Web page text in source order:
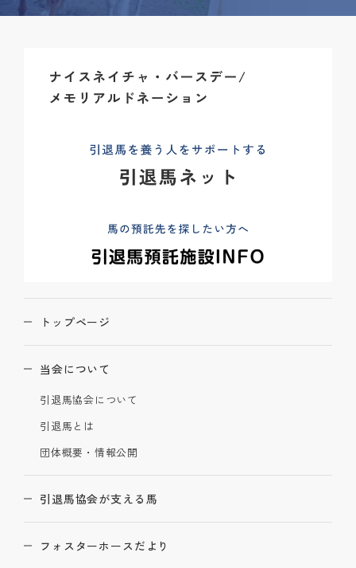
トップページ
当会について
引退馬協会について
引退馬とは
団体概要・情報公開
引退馬協会が支える馬
フォスターホースだより